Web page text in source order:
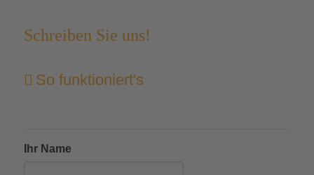
Schreiben Sie uns!
So funktioniert's
Ihr Name